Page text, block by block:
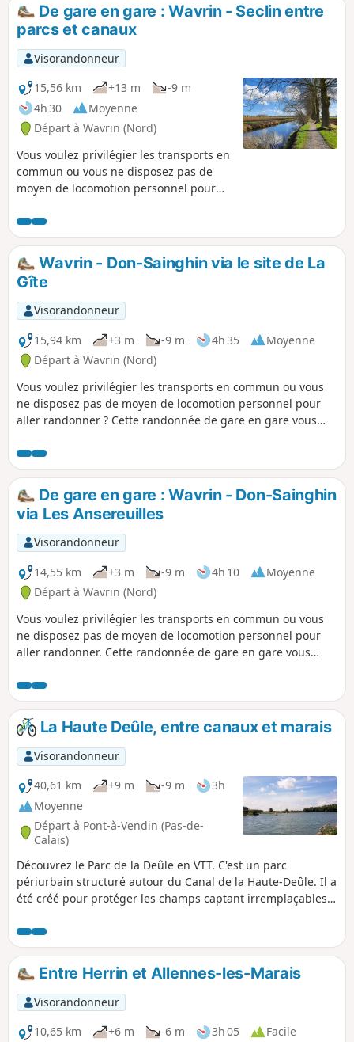
De gare en gare : Wavrin - Seclin entre
parcs et canaux
Visorandonneur
15,56 km
+13 m
-9 m
4h 30
Moyenne
Départ à Wavrin (Nord)
Vous voulez privilégier les transports en
commun ou vous ne disposez pas de
moyen de locomotion personnel pour
gare en gare vous permettra de profiter
de certains des plus beaux espaces
naturels du Parc de la Deûle. En partant
de la gare de Wavrin, vous pourrez,
entre autres, parcourir le site de la Gîte
et celui de la Canteraine, puis longer le
Canal de Seclin avant de rejoindre la
gare de Seclin.
Wavrin - Don-Sainghin via le site de La
Gîte
Visorandonneur
15,94 km
+3 m -9 m 4h 35
Moyenne
Départ à Wavrin (Nord)
Vous voulez privilégier les transports en commun ou vous
ne disposez pas de moyen de locomotion personnel pour
aller randonner ? Cette randonnée de gare en gare vous
espaces naturels du Parc de la Deûle.En partant de la gare
de Wavrin, vous pourrez ainsi parcourir le site de La Gîte,
longer le canal de la Deûle de près ou de loin, et terminer
par la visite du Parc de La Louvière avant de rejoindre la
gare de Don-Sainghin.
De gare en gare : Wavrin - Don-Sainghin
via Les Ansereuilles
Visorandonneur
14,55 km
+3 m -9 m 4h 10
Moyenne
Départ à Wavrin (Nord)
Vous voulez privilégier les transports en commun ou vous
ne disposez pas de moyen de locomotion personnel pour
aller randonner. Cette randonnée de gare en gare vous
espaces naturels du Parc de la Deûle. En partant de la gare
de Wavrin, vous pourrez ainsi parcourir le site des
Ansereuilles, longer le canal de la Deûle de près ou de loin,
et terminer par la visite du Parc de La Louvière avant de
rejoindre la gare de Don-Sainghin.
La Haute Deûle, entre canaux et marais
Visorandonneur
40,61 km
+9 m -9 m
3h
Moyenne
Départ à Pont-à-Vendin (Pas-de-
Calais)
Découvrez le Parc de la Deûle en VTT. C'est un parc
périurbain structuré autour du Canal de la Haute-Deûle. Il a
été créé pour protéger les champs captant irremplaçables
aménagements accueillent le public en l’invitant à respecter
les milieux fragiles.Balade sympa le long de la Deûle et des
Marais de Wavrin. Un itinéraire sans difficultés permettant
de varier le roulage entre chemins caillouteux, chemins de
halage et parc.
Entre Herrin et Allennes-les-Marais
Visorandonneur
10,65 km
+6 m -6 m 3h 05
Facile